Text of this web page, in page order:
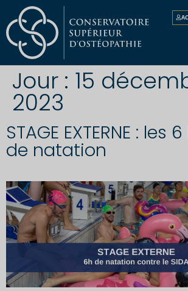
Jour : 15
2023
STAGE EXTERNE : les
de natation